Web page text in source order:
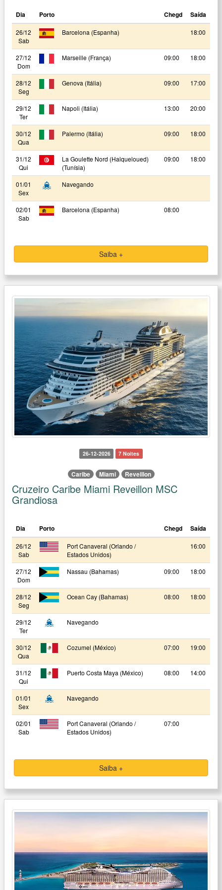
Dia Porto Chegd Saída
26/12
Sab
Barcelona (Espanha) 18:00
27/12
Dom
Marseille (França) 09:00 18:00
28/12
Seg
Genova (Itália) 09:00 17:00
29/12
Ter
Napoli (Itália) 13:00 20:00
30/12
Qua
Palermo (Itália) 09:00 18:00
31/12
Qui
La Goulette Nord (Halqueloued)
(Tunísia)
09:00 18:00
01/01
Sex
Navegando
02/01
Sab
Barcelona (Espanha) 08:00
Saiba +
26-12-2026 7 Noites
Caribe Miami Reveillon
Cruzeiro Caribe Miami Reveillon MSC
Grandiosa
Dia Porto Chegd Saída
26/12
Sab
Port Canaveral (Orlando /
Estados Unidos)
16:00
27/12
Dom
Nassau (Bahamas) 09:00 18:00
28/12
Seg
Ocean Cay (Bahamas) 08:00 18:00
29/12
Ter
Navegando
30/12
Qua
Cozumel (México) 07:00 19:00
31/12
Qui
Puerto Costa Maya (México) 08:00 14:00
01/01
Sex
Navegando
02/01
Sab
Port Canaveral (Orlando /
Estados Unidos)
07:00
Saiba +